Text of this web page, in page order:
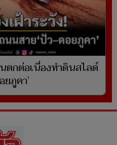
ตกต่อเนื่องทำดินสไลด์
ภูคา’